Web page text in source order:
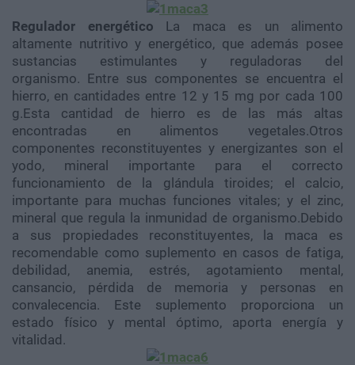
Regulador energético La maca es un alimento
altamente nutritivo y energético, que además posee
sustancias estimulantes y reguladoras del
organismo. Entre sus componentes se encuentra el
hierro, en cantidades entre 12 y 15 mg por cada 100
g.Esta cantidad de hierro es de las más altas
encontradas en alimentos vegetales.Otros
componentes reconstituyentes y energizantes son el
yodo, mineral importante para el correcto
funcionamiento de la glándula tiroides; el calcio,
importante para muchas funciones vitales; y el zinc,
mineral que regula la inmunidad de organismo.Debido
a sus propiedades reconstituyentes, la maca es
recomendable como suplemento en casos de fatiga,
debilidad, anemia, estrés, agotamiento mental,
cansancio, pérdida de memoria y personas en
convalecencia. Este suplemento proporciona un
estado físico y mental óptimo, aporta energía y
vitalidad.